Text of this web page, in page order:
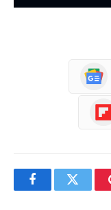
FacebookTwitter